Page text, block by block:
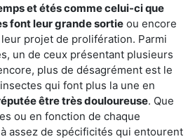
et étés comme celui-ci que
font leur grande sortie ou encore
leur projet de prolifération. Parmi
un de ceux présentant plusieurs
plus de désagrément est le
qui font plus la une en
être très douloureuse. Que
ou en fonction de chaque
assez de spécificités qui entourent